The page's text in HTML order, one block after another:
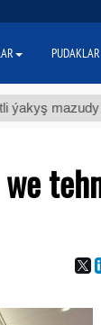
mazudy (t.)
PUDAKLAR